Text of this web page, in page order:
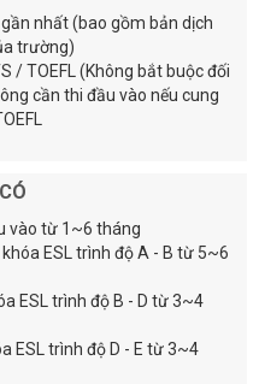
nhất (bao gồm bản dịch
trường)
/ TOEFL (Không bắt buộc đối
cần thi đầu vào nếu cung
vào từ 1~6 tháng
khóa ESL trình độ A - B từ 5~6
ESL trình độ B - D từ 3~4
ESL trình độ D - E từ 3~4